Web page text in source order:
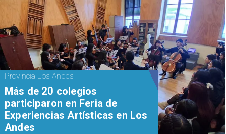
Provincia Los Andes
Más de 20 colegios
participaron en Feria de
Experiencias Artísticas en Los
Andes